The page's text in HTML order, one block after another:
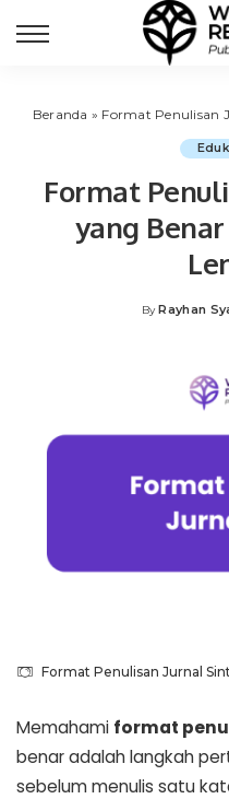
Beranda » Format Penulisan
Format
yang
Posted
By Rayhan
Format Penulisan Jurnal
Memahami format
benar adalah langkah
sebelum menulis satu